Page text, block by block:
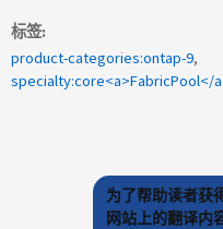
标签
product-categories:ontap-9
specialty:core<a>FabricPool</
为了帮助读者获
网站上的翻译内